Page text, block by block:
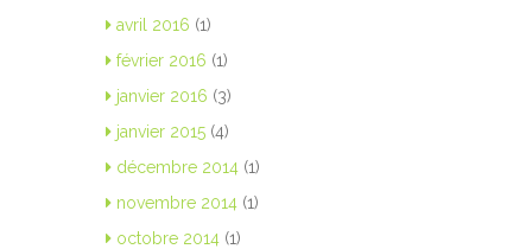
avril 2016 (1)
février 2016 (1)
janvier 2016 (3)
janvier 2015 (4)
décembre 2014 (1)
novembre 2014 (1)
octobre 2014 (1)